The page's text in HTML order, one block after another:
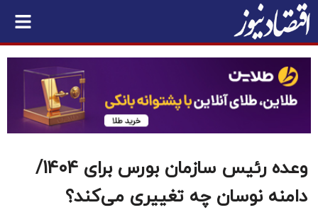
وعده رئیس سازمان بورس برای 1404/
دامنه نوسان چه تغییری می‌کند؟